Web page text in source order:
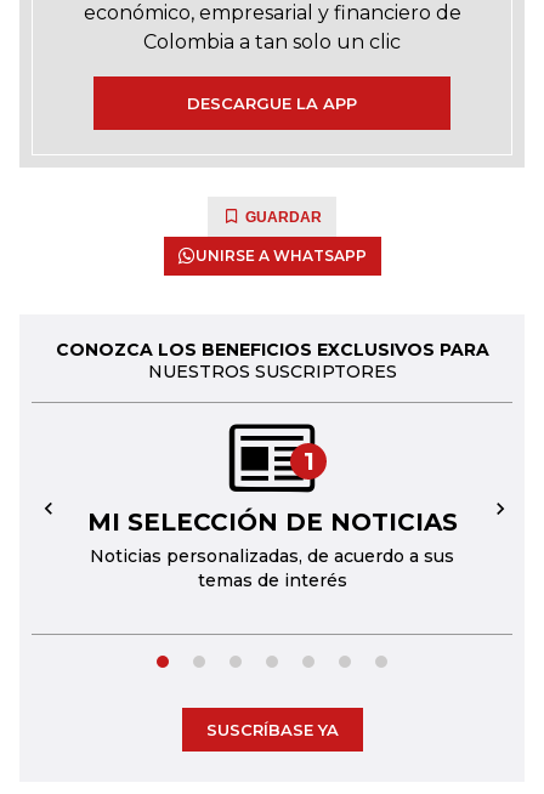
económico, empresarial y financiero de
Colombia a tan solo un clic
DESCARGUE LA APP
GUARDAR
UNIRSE A WHATSAPP
CONOZCA LOS BENEFICIOS EXCLUSIVOS PARA
NUESTROS SUSCRIPTORES
1
MI SELECCIÓN DE NOTICIAS
Noticias personalizadas, de acuerdo a sus
temas de interés
← →
SUSCRÍBASE YA